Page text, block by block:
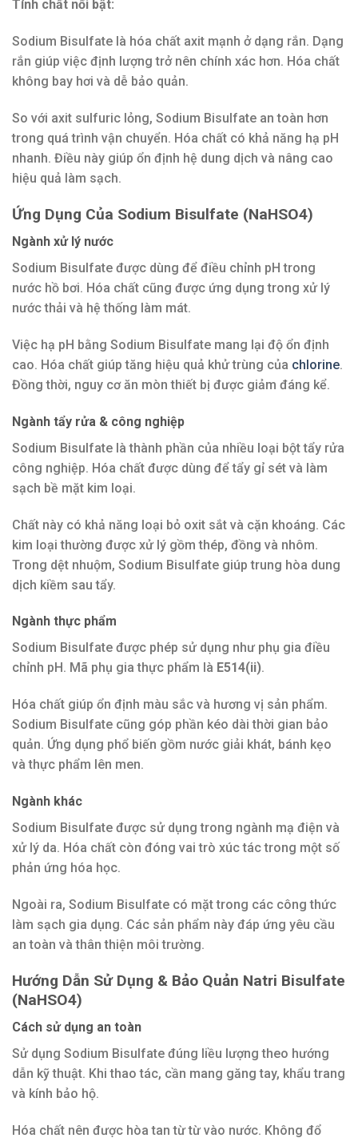
Tính chất nổi bật:
Sodium Bisulfate là hóa chất axit mạnh ở dạng rắn. Dạng
rắn giúp việc định lượng trở nên chính xác hơn. Hóa chất
không bay hơi và dễ bảo quản.
So với axit sulfuric lỏng, Sodium Bisulfate an toàn hơn
trong quá trình vận chuyển. Hóa chất có khả năng hạ pH
nhanh. Điều này giúp ổn định hệ dung dịch và nâng cao
hiệu quả làm sạch.
Ứng Dụng Của Sodium Bisulfate (NaHSO4)
Ngành xử lý nước
Sodium Bisulfate được dùng để điều chỉnh pH trong
nước hồ bơi. Hóa chất cũng được ứng dụng trong xử lý
nước thải và hệ thống làm mát.
Việc hạ pH bằng Sodium Bisulfate mang lại độ ổn định
cao. Hóa chất giúp tăng hiệu quả khử trùng của chlorine.
Đồng thời, nguy cơ ăn mòn thiết bị được giảm đáng kể.
Ngành tẩy rửa & công nghiệp
Sodium Bisulfate là thành phần của nhiều loại bột tẩy rửa
công nghiệp. Hóa chất được dùng để tẩy gỉ sét và làm
sạch bề mặt kim loại.
Chất này có khả năng loại bỏ oxit sắt và cặn khoáng. Các
kim loại thường được xử lý gồm thép, đồng và nhôm.
Trong dệt nhuộm, Sodium Bisulfate giúp trung hòa dung
dịch kiềm sau tẩy.
Ngành thực phẩm
Sodium Bisulfate được phép sử dụng như phụ gia điều
chỉnh pH. Mã phụ gia thực phẩm là E514(ii).
Hóa chất giúp ổn định màu sắc và hương vị sản phẩm.
Sodium Bisulfate cũng góp phần kéo dài thời gian bảo
quản. Ứng dụng phổ biến gồm nước giải khát, bánh kẹo
và thực phẩm lên men.
Ngành khác
Sodium Bisulfate được sử dụng trong ngành mạ điện và
xử lý da. Hóa chất còn đóng vai trò xúc tác trong một số
phản ứng hóa học.
Ngoài ra, Sodium Bisulfate có mặt trong các công thức
làm sạch gia dụng. Các sản phẩm này đáp ứng yêu cầu
an toàn và thân thiện môi trường.
Hướng Dẫn Sử Dụng & Bảo Quản Natri Bisulfate
(NaHSO4)
Cách sử dụng an toàn
Sử dụng Sodium Bisulfate đúng liều lượng theo hướng
dẫn kỹ thuật. Khi thao tác, cần mang găng tay, khẩu trang
và kính bảo hộ.
Hóa chất nên được hòa tan từ từ vào nước. Không đổ